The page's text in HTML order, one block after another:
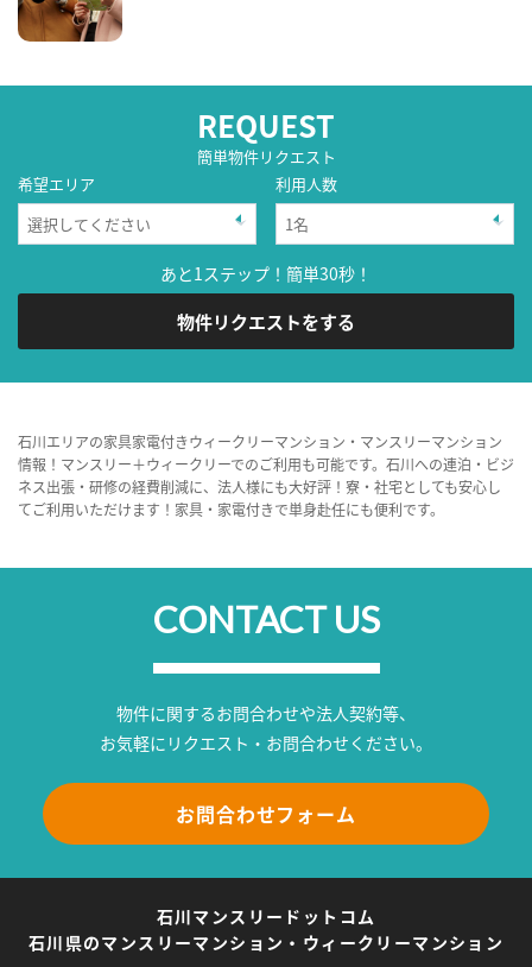
REQUEST
簡単物件リクエスト
希望エリア
利用人数
あと1ステップ！簡単30秒！
物件リクエストをする
石川エリアの家具家電付きウィークリーマンション・マンスリーマンション
情報！マンスリー＋ウィークリーでのご利用も可能です。石川への連泊・ビジ
ネス出張・研修の経費削減に、法人様にも大好評！寮・社宅としても安心し
てご利用いただけます！家具・家電付きで単身赴任にも便利です。
CONTACT US
物件に関するお問合わせや法人契約等、
お気軽にリクエスト・お問合わせください。
お問合わせフォーム
石川マンスリードットコム
石川県のマンスリーマンション・ウィークリーマンション